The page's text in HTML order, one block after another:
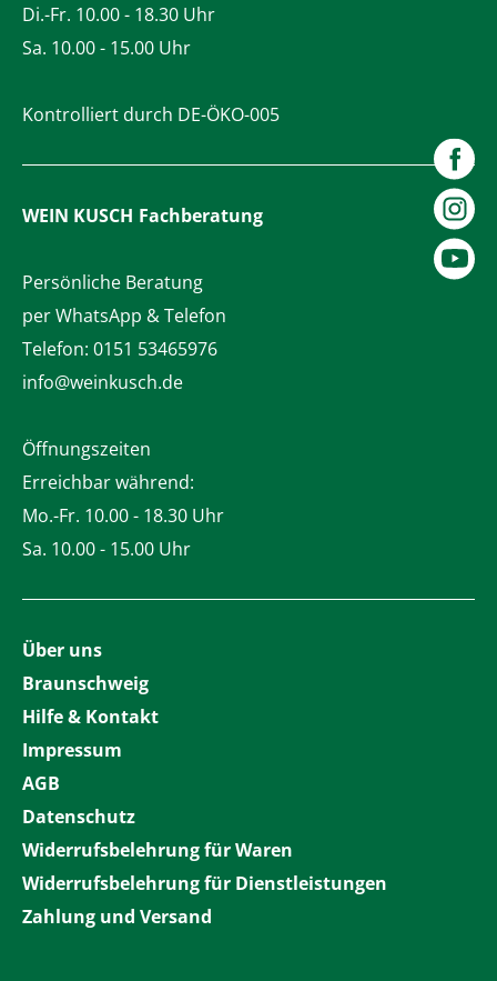
Di.-Fr. 10.00 - 18.30 Uhr
Sa. 10.00 - 15.00 Uhr
Kontrolliert durch DE-ÖKO-005
WEIN KUSCH Fachberatung
Persönliche Beratung
per WhatsApp & Telefon
Telefon: 0151 53465976
info@weinkusch.de
Öffnungszeiten
Erreichbar während:
Mo.-Fr. 10.00 - 18.30 Uhr
Sa. 10.00 - 15.00 Uhr
Über uns
Braunschweig
Hilfe & Kontakt
Impressum
AGB
Datenschutz
Widerrufsbelehrung für Waren
Widerrufsbelehrung für Dienstleistungen
Zahlung und Versand